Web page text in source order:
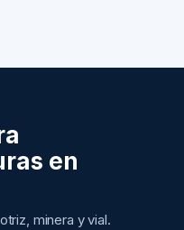
en
minera y vial.